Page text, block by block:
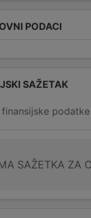
PODACI
SAŽETAK
finansijske podatke
SAŽETKA ZA